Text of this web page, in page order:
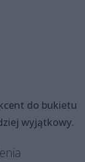
do bukietu
wyjątkowy.